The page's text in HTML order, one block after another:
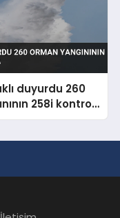
duyurdu 260
258i kontrol